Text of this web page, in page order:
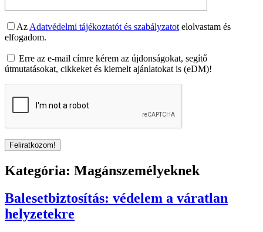
Az Adatvédelmi tájékoztatót és szabályzatot elolvastam és
elfogadom.
Erre az e-mail címre kérem az újdonságokat, segítő
útmutatásokat, cikkeket és kiemelt ajánlatokat is (eDM)!
Kategória: Magánszemélyeknek
Balesetbiztosítás: védelem a váratlan
helyzetekre